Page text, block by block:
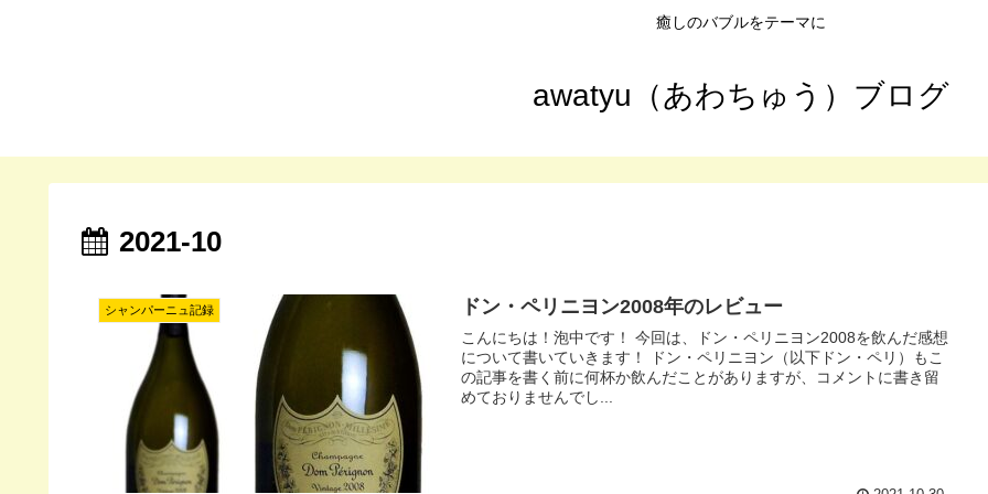
癒しのバブルをテーマに
awatyu（あわちゅう）ブログ
2021-10
シャンパーニュ記録 ドン・ペリニヨン2008年のレビュー
こんにちは！泡中です！ 今回は、ドン・ペリニヨン2008を飲んだ感想
について書いていきます！ ドン・ペリニヨン（以下ドン・ペリ）もこ
の記事を書く前に何杯か飲んだことがありますが、コメントに書き留
めておりませんでし...